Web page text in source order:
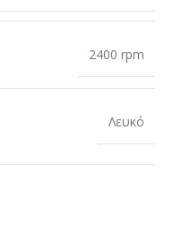
2400 rpm
Λευκό